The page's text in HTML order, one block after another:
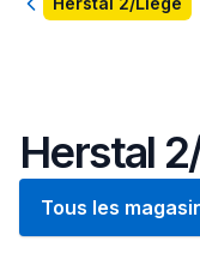
Retour
Herstal
Tous les